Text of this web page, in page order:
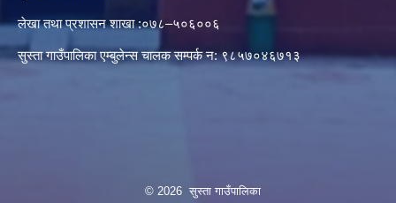
लेखा तथा प्रशासन शाखा :०७८–५०६००६
सुस्ता गाउँपालिका एम्बुलेन्स चालक सम्पर्क न‌‍: ९८५७०४६७१३
© 2026 सुस्ता गाउँपालिका